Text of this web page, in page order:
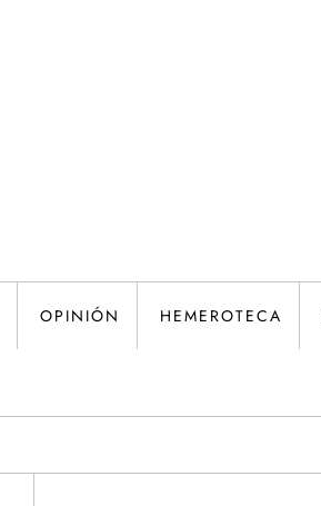
OPINIÓN HEMEROTECA